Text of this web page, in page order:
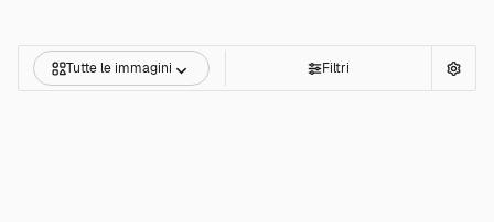
Tutte le immagini Filtri